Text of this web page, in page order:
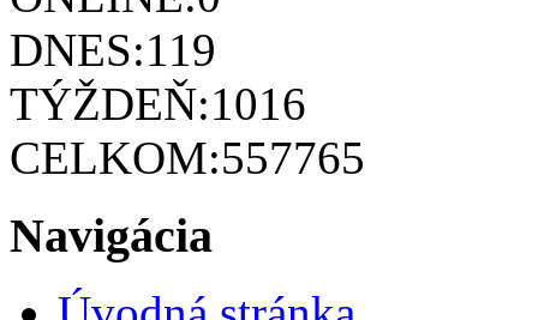
DNES:119
TÝŽDEŇ:1016
CELKOM:557765
Navigácia